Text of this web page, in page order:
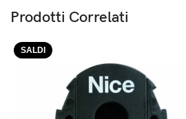
Prodotti Correlati
SALDI